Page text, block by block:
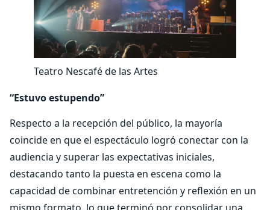
Teatro Nescafé de las Artes
“Estuvo estupendo”
Respecto a la recepción del público, la mayoría
coincide en que el espectáculo logró conectar con la
audiencia y superar las expectativas iniciales,
destacando tanto la puesta en escena como la
capacidad de combinar entretención y reflexión en un